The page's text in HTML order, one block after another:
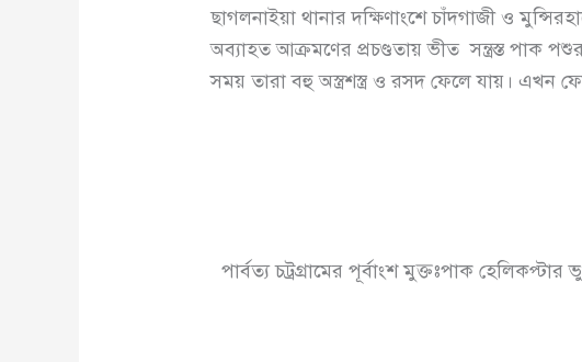
ছাগলনাইয়া থানার দক্ষিণাংশে চাঁদগাজী ও
অব্যাহত আক্রমণের প্রচণ্ডতায় ভীত সন্ত্রস্ত পাক
সময় তারা বহু অস্ত্রশস্ত্র ও রসদ ফেলে যায়। এখন
পার্বত্য চট্রগ্রামের পূর্বাংশ মুক্তঃপাক হেলিকপ্টার